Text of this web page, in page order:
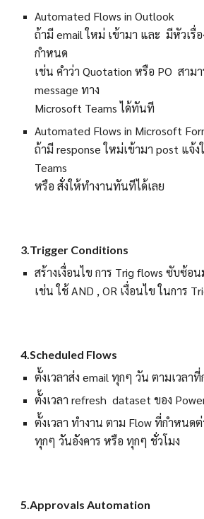
Automated Flows inOutlook
ถ้ามี email ใหม่ เข้ามา และ มีหัวเรื่
กำหนด
เช่น คำว่า Quotation หรือ PO สาม
message ทาง
Microsoft Teams ได้ทันที
Automated Flows in Microsoft
ถ้ามี response ใหม่เข้ามา post แจ้
Teams
หรือ สั่งให้ทำงานทันทีได้เลย
3.Trigger Conditions
สร้างเงื่อนไข การ Trig flows ซับซ้อ
เช่น ใช้ AND , OR เงื่อนไข ในการ
4.Scheduled Flows
ตั้งเวลาส่ง email ทุกๆ วัน ตามเวลา
ตั้งเวลา refresh dataset ของ
ตั้งเวลา ทำงาน ตาม Flow ที่กำหนด
ทุกๆ วันอังคาร หรือ ทุกๆ ชั่วโมง
5.Approvals Automation